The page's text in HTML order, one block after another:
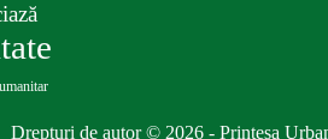
umanitar
Drepturi de autor © 2026 - Printesa